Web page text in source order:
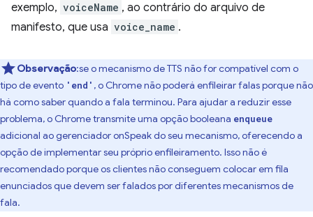
exemplo, voiceName , ao contrário do arquivo de
manifesto, que usa voice_name .
Observação:se o mecanismo de TTS não for compatível com o
tipo de evento 'end' , o Chrome não poderá enfileirar falas porque não
há como saber quando a fala terminou. Para ajudar a reduzir esse
problema, o Chrome transmite uma opção booleana enqueue
adicional ao gerenciador onSpeak do seu mecanismo, oferecendo a
opção de implementar seu próprio enfileiramento. Isso não é
recomendado porque os clientes não conseguem colocar em fila
enunciados que devem ser falados por diferentes mecanismos de
fala.